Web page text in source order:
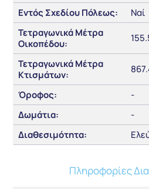
Εντός Σχεδίου Πόλεως:
Ναί
Τετραγωνικά Μέτρα
Οικοπέδου:
Τετραγωνικά Μέτρα
Κτισμάτων:
Όροφος:
-
Δωμάτια:
-
Διαθεσιμότητα:
Πληροφορίες